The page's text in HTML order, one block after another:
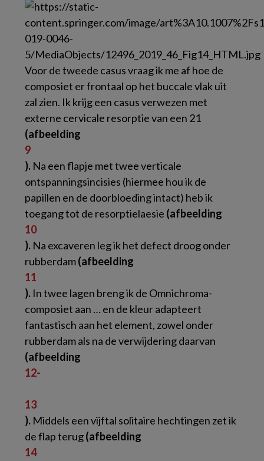
Voor de tweede casus vraag ik me af hoe de
composiet er frontaal op het buccale vlak uit
zal zien. Ik krijg een casus verwezen met
externe cervicale resorptie van een 21
(afbeelding
9
). Na een flapje met twee verticale
ontspanningsincisies (hiermee hou ik de
papillen en de doorbloeding intact) heb ik
toegang tot de resorptielaesie (afbeelding
10
). Na excaveren leg ik het defect droog onder
rubberdam(afbeelding
11
). In twee lagen breng ik de Omnichroma-
composiet aan … en de kleur adapteert
fantastisch aan het element, zowel onder
rubberdam als na de verwijdering daarvan
(afbeelding
12-
13
). Middels een vijftal solitaire hechtingen zet ik
de flap terug(afbeelding
14